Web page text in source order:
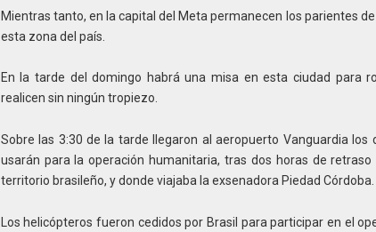
Mientras tanto, en la capital del Meta permanecen los parientes
esta zona del país.
En la tarde del domingo habrá una misa en esta ciudad para
realicen sin ningún tropiezo.
Sobre las 3:30 de la tarde llegaron al aeropuerto Vanguardia los
usarán para la operación humanitaria, tras dos horas de
territorio brasileño, y donde viajabala exsenadora Piedad Córdoba.
Los helicópteros fueron cedidos por Brasil para participar en el